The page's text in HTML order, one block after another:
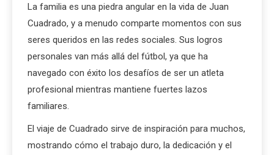
La familia es una piedra angular en la vida de Juan
Cuadrado, y a menudo comparte momentos con sus
seres queridos en las redes sociales. Sus logros
personales van más allá del fútbol, ya que ha
navegado con éxito los desafíos de ser un atleta
profesional mientras mantiene fuertes lazos
familiares.
El viaje de Cuadrado sirve de inspiración para muchos,
mostrando cómo el trabajo duro, la dedicación y el